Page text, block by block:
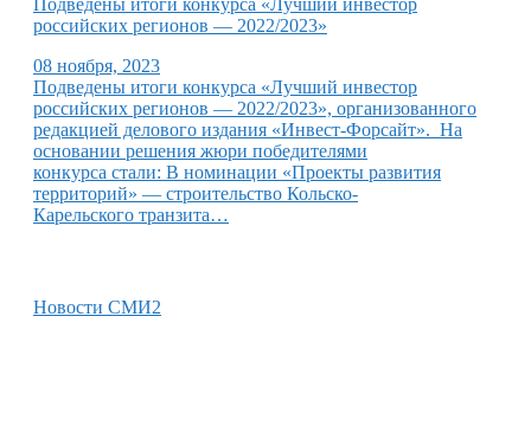
Подведены итоги конкурса «Лучший инвестор
российских регионов — 2022/2023»
08 ноября, 2023
Подведены итоги конкурса «Лучший инвестор
российских регионов — 2022/2023», организованного
редакцией делового издания «Инвест-Форсайт». На
основании решения жюри победителями
конкурса стали: В номинации «Проекты развития
территорий» — строительство Кольско-
Карельского транзита…
Новости СМИ2